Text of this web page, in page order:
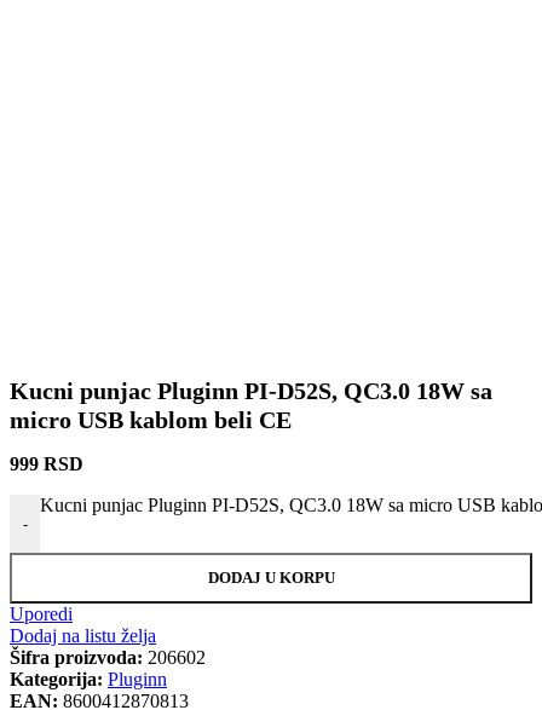
Kucni punjac Pluginn PI-D52S, QC3.0 18W sa
micro USB kablom beli CE
999 RSD
-
Kucni punjac Pluginn PI-D52S, QC3.0 18W sa micro USB
DODAJ U KORPU
Uporedi
Dodaj na listu želja
Šifra proizvoda: 206602
Kategorija: Pluginn
EAN: 8600412870813